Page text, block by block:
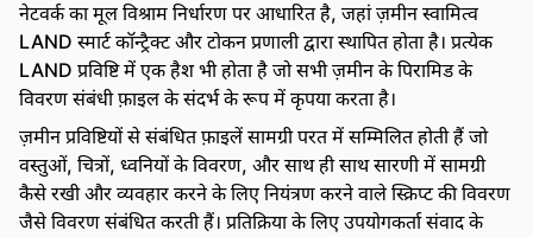
नेटवर्क का मूल विश्राम निर्धारण पर आधारित है, जहां ज़मीन स्वामित्व
LAND स्मार्ट कॉन्ट्रैक्ट और टोकन प्रणाली द्वारा स्थापित होता है। प्रत्येक
LAND प्रविष्टि में एक हैश भी होता है जो सभी ज़मीन के पिरामिड के
विवरण संबंधी फ़ाइल के संदर्भ के रूप में कृपया करता है।
ज़मीन प्रविष्टियों से संबंधित फ़ाइलें सामग्री परत में सम्मिलित होती हैं जो
वस्तुओं, चित्रों, ध्वनियों के विवरण, और साथ ही साथ सारणी में सामग्री
कैसे रखी और व्यवहार करने के लिए नियंत्रण करने वाले स्क्रिप्ट की विवरण
जैसे विवरण संबंधित करती हैं। प्रतिक्रिया के लिए उपयोगकर्ता संवाद के